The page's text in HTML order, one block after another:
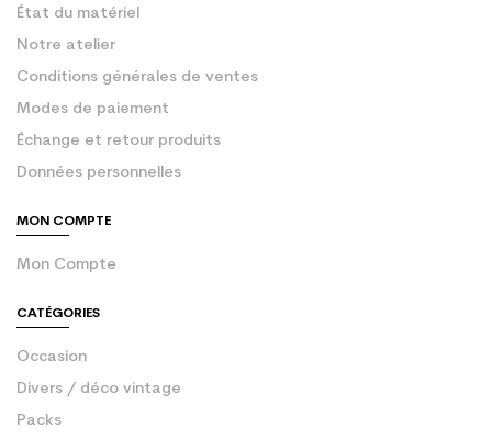
État du matériel
Notre atelier
Conditions générales de ventes
Modes de paiement
Échange et retour produits
Données personnelles
MON COMPTE
Mon Compte
CATÉGORIES
Occasion
Divers / déco vintage
Packs